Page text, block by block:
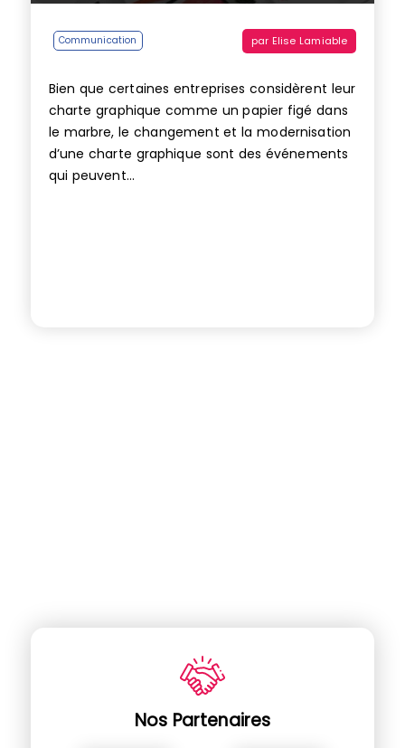
Communication par Elise Lamiable
Bien que certaines entreprises considèrent leur
charte graphique comme un papier figé dans
le marbre, le changement et la modernisation
d’une charte graphique sont des événements
qui peuvent...
Nos Partenaires